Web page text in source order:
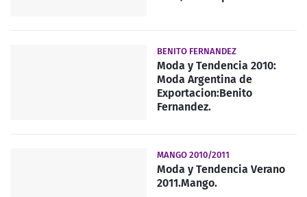
BENITO FERNANDEZ
Moda y Tendencia 2010:
Moda Argentina de
Exportacion:Benito
Fernandez.
MANGO 2010/2011
Moda y Tendencia Verano
2011.Mango.